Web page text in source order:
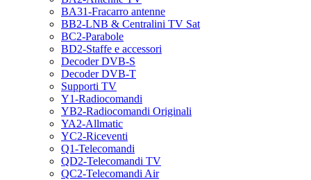
BA31-Fracarro antenne
BB2-LNB & Centralini TV Sat
BC2-Parabole
BD2-Staffe e accessori
Decoder DVB-S
Decoder DVB-T
Supporti TV
Y1-Radiocomandi
YB2-Radiocomandi Originali
YA2-Allmatic
YC2-Riceventi
Q1-Telecomandi
QD2-Telecomandi TV
QC2-Telecomandi Air